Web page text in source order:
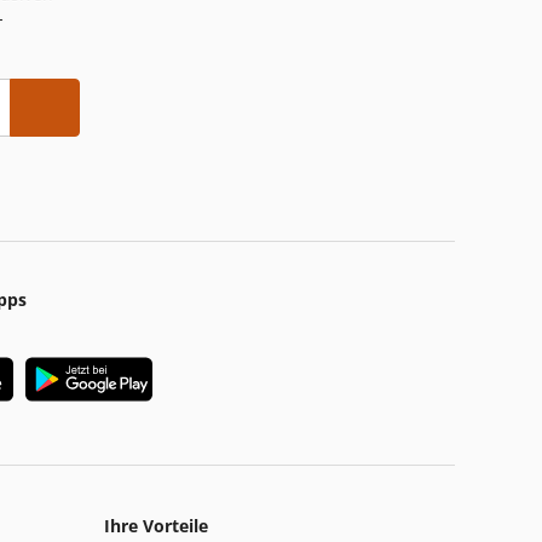
Ihre Vorteile